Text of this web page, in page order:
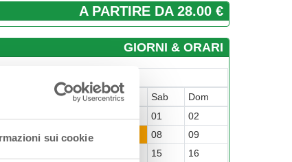
sui cookie
A PARTIRE DA 28.00 €
GIORNI & ORARI
Mer Gio Ven Sab
Dom
01
02
04 05 06 08
09
15
16